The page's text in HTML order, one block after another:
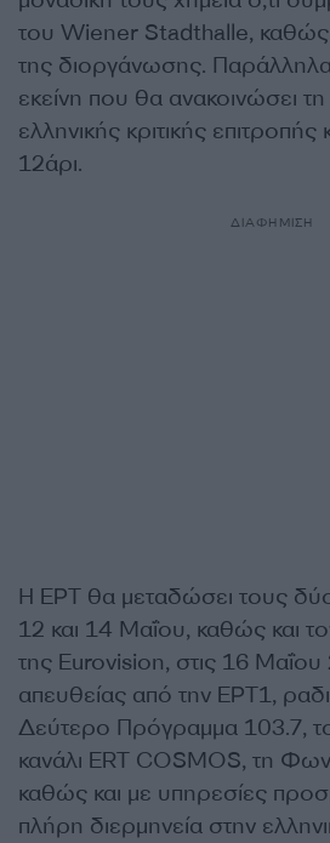
του Wiener Stadthalle, καθώς
της διοργάνωσης.
εκείνη που θα ανακοινώσει
ελληνικής κριτικής επιτροπής
12άρι.
ΔΙΑΦΗΜΙΣΗ
Η ΕΡΤ θα μεταδώσει τους δύο
12 και 14 Μαΐου, καθώς και
της Eurovision, στις 16
απευθείας από την ΕΡΤ1,
Δεύτερο Πρόγραμμα 103.7,
κανάλι ERT COSMOS, τη
καθώς και με υπηρεσίες
πλήρη διερμηνεία στην